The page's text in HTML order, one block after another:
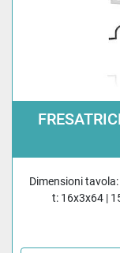
Dimensioni
t: 16x3x64 |